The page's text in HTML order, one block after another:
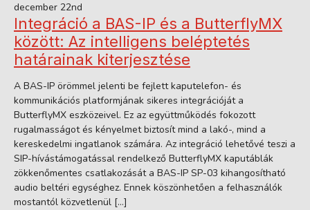
december 22nd
Integráció a BAS-IP és a ButterflyMX
között: Az intelligens beléptetés
határainak kiterjesztése
A BAS-IP örömmel jelenti be fejlett kaputelefon- és
kommunikációs platformjának sikeres integrációját a
ButterflyMX eszközeivel. Ez az együttműködés fokozott
rugalmasságot és kényelmet biztosít mind a lakó-, mind a
kereskedelmi ingatlanok számára. Az integráció lehetővé teszi a
SIP-hívástámogatással rendelkező ButterflyMX kaputáblák
zökkenőmentes csatlakozását a BAS-IP SP-03 kihangosítható
audio beltéri egységhez. Ennek köszönhetően a felhasználók
mostantól közvetlenül […]